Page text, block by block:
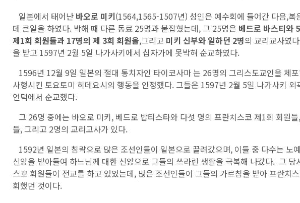
일본에서 태어난 바오로 미키(1564,1565-1507년) 성인은 예수회에 들어간 다음,복
데 큰일을 하였다. 박해 때 다른 동료 25명과 붙잡혔는데, 그 25명은 베드로 바스티와
제1회 회원들과 17명의 제 3회 회원을,그리고 미키 신부와 일하던 2명의 교리교사였
을 받고 1597년 2월 5일 나가사키에서 십자가에 못박혀 순교하였다.
1596년 12월 9일 일본의 절대 통치자인 타이코사마 는 26명의 그리스도교인을 체
사형시킨 토요토미 히데요시의 행동을 인정했다. 그들은 1597년 2월 5일 나가사키 외
언덕에서 순교했다.
그 26명 중에는 바오로 미키, 베드로 밥티스타와 다섯 명의 프란치스코 제1회 회원
들, 그리고 2명의 교리교사가 있다.
1592년 일본의 침략으로 많은 조선인들이 일본으로 끌려갔으며, 이들 중 다수는 노
신앙을 받아들여 하느님께 대한 신앙으로 그들의 쓰라린 생활을 극복해 나갔다. 그 당
스꼬 회원들이 전교를 하고 있었는데, 많은 조선인들이 그들의 가르침을 받아 프란치
회했던 것이다.